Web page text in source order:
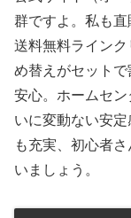
群ですよ。私も直
送料無料ライン
め替えがセットで
安心。ホームセ
いに変動ない安
も充実、初心者
いましょう。